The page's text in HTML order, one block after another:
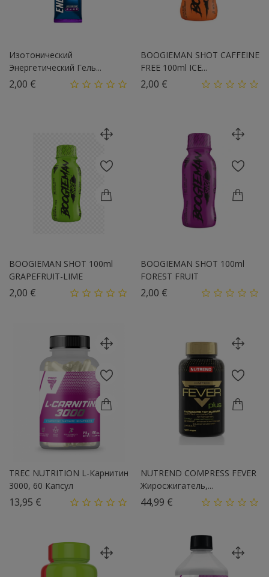
Изотонический
Энергетический Гель...
2,00 €
BOOGIEMAN SHOT CAFFEINE
FREE 100ml ICE...
2,00 €
BOOGIEMAN SHOT 100ml
GRAPEFRUIT-LIME
2,00 €
BOOGIEMAN SHOT 100ml
FOREST FRUIT
2,00 €
TREC NUTRITION L-Карнитин
3000, 60 Капсул
13,95 €
NUTREND COMPRESS FEVER
Жиросжигатель,...
44,99 €